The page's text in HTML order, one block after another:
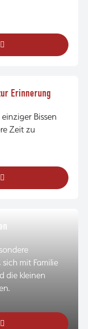
Erinnerung
Bissen
Zeit zu
mit Familie
die kleinen